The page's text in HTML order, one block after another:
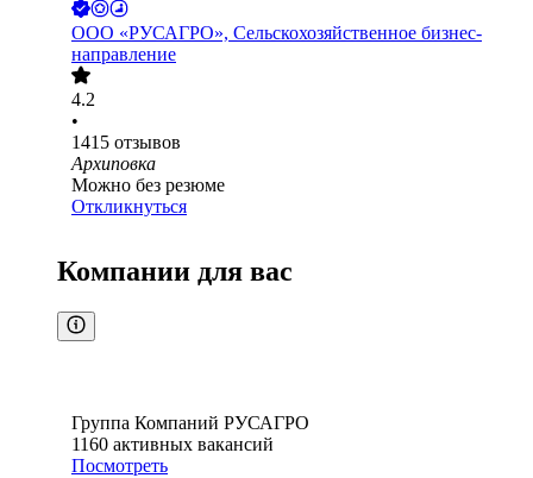
ООО «РУСАГРО», Сельскохозяйственное бизнес-
направление
4.2
•
1415 отзывов
Архиповка
Можно без резюме
Откликнуться
Компании для вас
Группа Компаний РУСАГРО
1160 активных вакансий
Посмотреть